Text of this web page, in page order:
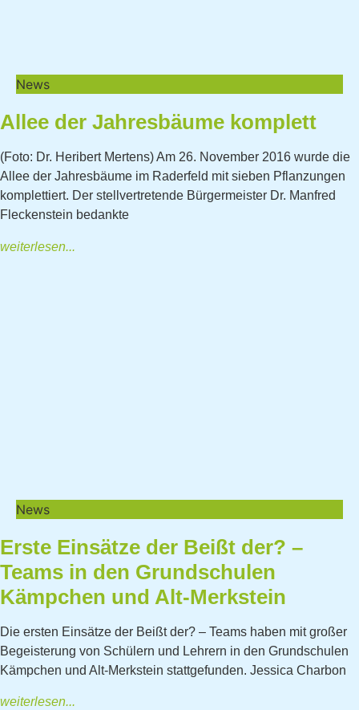
News
Allee der Jahresbäume komplett
(Foto: Dr. Heribert Mertens) Am 26. November 2016 wurde die
Allee der Jahresbäume im Raderfeld mit sieben Pflanzungen
komplettiert. Der stellvertretende Bürgermeister Dr. Manfred
Fleckenstein bedankte
weiterlesen...
News
Erste Einsätze der Beißt der? –
Teams in den Grundschulen
Kämpchen und Alt-Merkstein
Die ersten Einsätze der Beißt der? – Teams haben mit großer
Begeisterung von Schülern und Lehrern in den Grundschulen
Kämpchen und Alt-Merkstein stattgefunden. Jessica Charbon
weiterlesen...